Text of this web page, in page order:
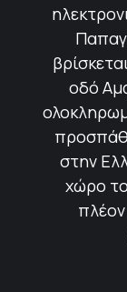
οδό
στην
χώρο